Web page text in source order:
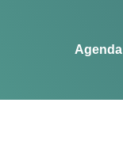
Agenda